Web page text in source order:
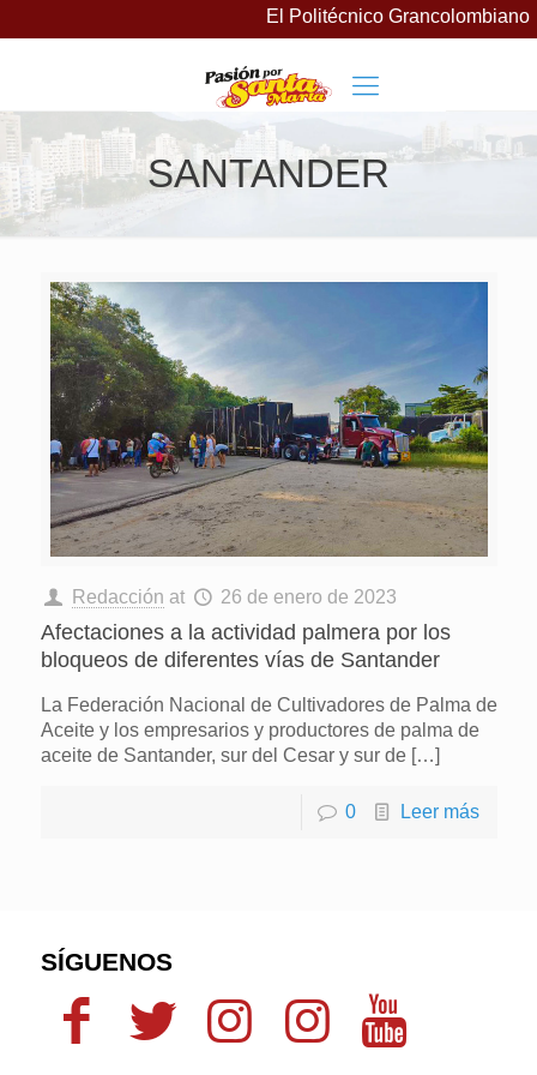
El Politécnico Grancolombiano
SANTANDER
Redacción at 26 de enero de 2023
Afectaciones a la actividad palmera por los
bloqueos de diferentes vías de Santander
La Federación Nacional de Cultivadores de Palma de
Aceite y los empresarios y productores de palma de
aceite de Santander, sur del Cesar y sur de[…]
0 Leer más
SÍGUENOS